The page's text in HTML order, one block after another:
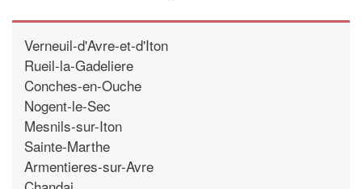
Verneuil-d'Avre-et-d'Iton
Rueil-la-Gadeliere
Conches-en-Ouche
Nogent-le-Sec
Mesnils-sur-Iton
Sainte-Marthe
Armentieres-sur-Avre